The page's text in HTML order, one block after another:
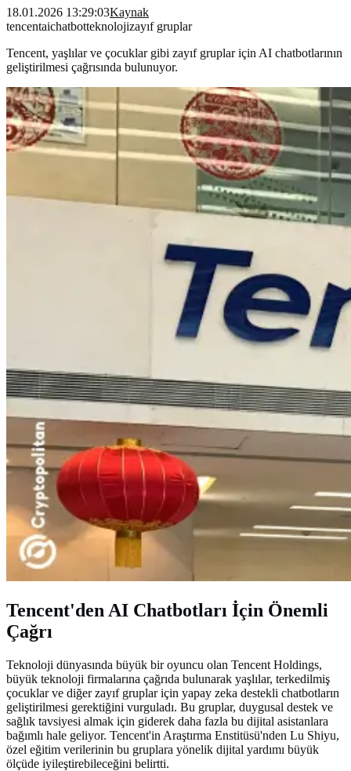
18.01.2026 13:29:03Kaynak
tencentaichatbotteknolojizayıf gruplar
Tencent, yaşlılar ve çocuklar gibi zayıf gruplar için AI chatbotlarının
geliştirilmesi çağrısında bulunuyor.
Tencent'den AI Chatbotları İçin Önemli
Çağrı
Teknoloji dünyasında büyük bir oyuncu olan Tencent Holdings,
büyük teknoloji firmalarına çağrıda bulunarak yaşlılar, terkedilmiş
çocuklar ve diğer zayıf gruplar için yapay zeka destekli chatbotların
geliştirilmesi gerektiğini vurguladı. Bu gruplar, duygusal destek ve
sağlık tavsiyesi almak için giderek daha fazla bu dijital asistanlara
bağımlı hale geliyor. Tencent'in Araştırma Enstitüsü'nden Lu Shiyu,
özel eğitim verilerinin bu gruplara yönelik dijital yardımı büyük
ölçüde iyileştirebileceğini belirtti.